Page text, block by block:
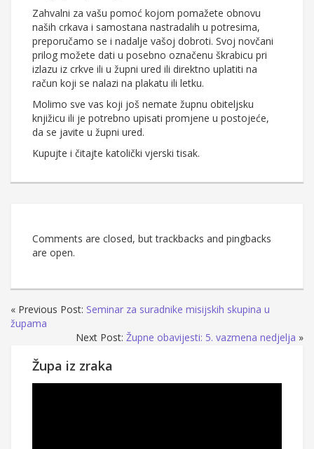
Zahvalni za vašu pomoć kojom pomažete obnovu
naših crkava i samostana nastradalih u potresima,
preporučamo se i nadalje vašoj dobroti. Svoj novčani
prilog možete dati u posebno označenu škrabicu pri
izlazu iz crkve ili u župni ured ili direktno uplatiti na
račun koji se nalazi na plakatu ili letku.
Molimo sve vas koji još nemate župnu obiteljsku
knjižicu ili je potrebno upisati promjene u postojeće,
da se javite u župni ured.
Kupujte i čitajte katolički vjerski tisak.
Comments are closed, but trackbacks and pingbacks
are open.
« Previous Post: Seminar za suradnike misijskih skupina u
župama
Next Post: Župne obavijesti: 5. vazmena nedjelja »
Župa iz zraka